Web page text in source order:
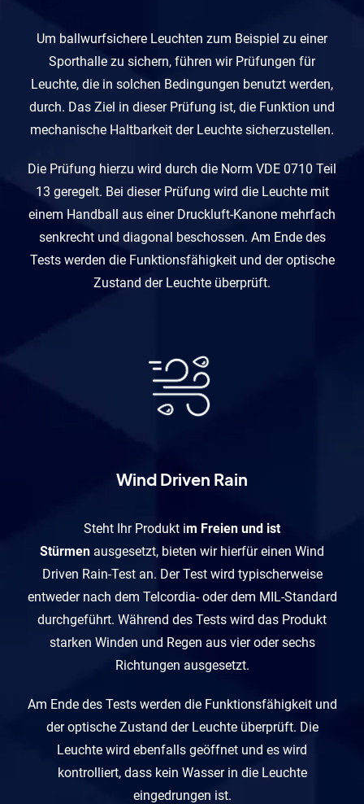
Um ballwurfsichere Leuchten zum Beispiel zu einer
Sporthalle zu sichern, führen wir Prüfungen für
Leuchte, die in solchen Bedingungen benutzt werden,
durch. Das Ziel in dieser Prüfung ist, die Funktion und
mechanische Haltbarkeit der Leuchte sicherzustellen.
Die Prüfung hierzu wird durch die Norm VDE 0710 Teil
13 geregelt. Bei dieser Prüfung wird die Leuchte mit
einem Handball aus einer Druckluft-Kanone mehrfach
senkrecht und diagonal beschossen. Am Ende des
Tests werden die Funktionsfähigkeit und der optische
Zustand der Leuchte überprüft.
Wind Driven Rain
Steht Ihr Produkt im Freien und ist
Stürmen ausgesetzt, bieten wir hierfür einen Wind
Driven Rain-Test an. Der Test wird typischerweise
entweder nach dem Telcordia- oder dem MIL-Standard
durchgeführt. Während des Tests wird das Produkt
starken Winden und Regen aus vier oder sechs
Richtungen ausgesetzt.
Am Ende des Tests werden die Funktionsfähigkeit und
der optische Zustand der Leuchte überprüft. Die
Leuchte wird ebenfalls geöffnet und es wird
kontrolliert, dass kein Wasser in die Leuchte
eingedrungen ist.